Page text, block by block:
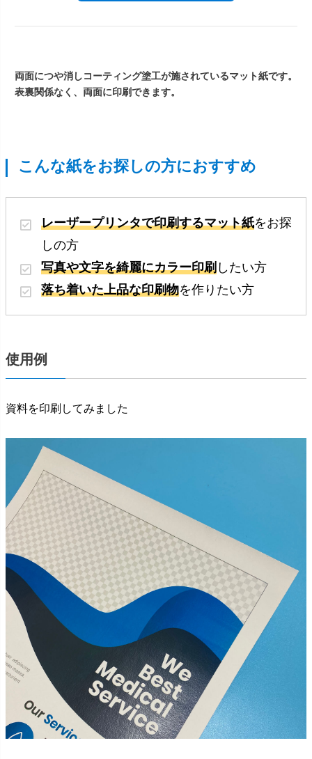
両面につや消しコーティング塗工が施されているマット紙です。
表裏関係なく、両面に印刷できます。
こんな紙をお探しの方におすすめ
レーザープリンタで印刷するマット紙をお探
しの方
写真や文字を綺麗にカラー印刷 したい方
落ち着いた上品な印刷物を作りたい方
使用例
資料を印刷してみました